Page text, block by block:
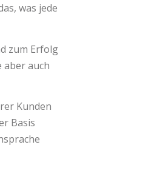
was jede
zum Erfolg
auch
Kunden
Basis